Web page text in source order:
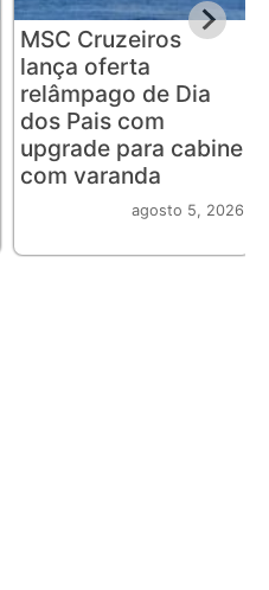
MSC Cruzeiros
lança oferta
relâmpago de Dia
dos Pais com
upgrade para cabine
com varanda
agosto 5, 2026